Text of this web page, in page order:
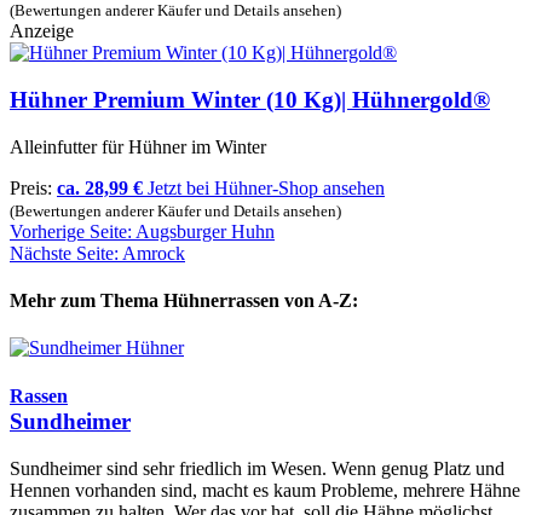
(Bewertungen anderer Käufer und Details ansehen)
Anzeige
Hühner Premium Winter (10 Kg)| Hühnergold®
Alleinfutter für Hühner im Winter
Preis: ca. 28,99 € Jetzt bei Hühner-Shop ansehen
(Bewertungen anderer Käufer und Details ansehen)
Vorherige Seite: Augsburger Huhn
Nächste Seite: Amrock
Mehr zum Thema Hühnerrassen von A-Z:
Rassen
Sundheimer
Sundheimer sind sehr friedlich im Wesen. Wenn genug Platz und
Hennen vorhanden sind, macht es kaum Probleme, mehrere Hähne